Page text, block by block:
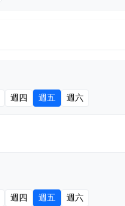
週四 週五 週六
週四 週五 週六